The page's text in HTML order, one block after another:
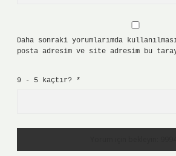
Daha sonraki yorumlarımda
posta adresim ve site adresim bu
9 - 5 kaçtır? *